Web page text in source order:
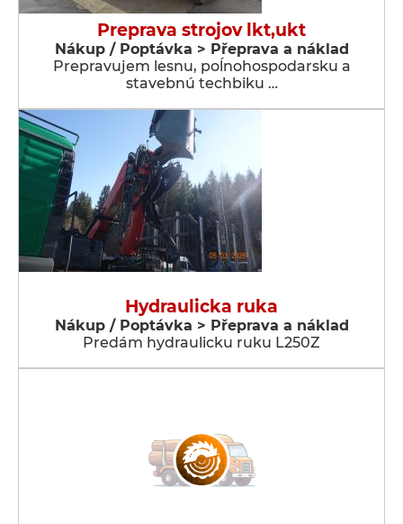
Preprava strojov lkt,ukt
Nákup / Poptávka > Přeprava a náklad
Prepravujem lesnu, poĺnohospodarsku a
stavebnú techbiku …
Hydraulicka ruka
Nákup / Poptávka > Přeprava a náklad
Predám hydraulicku ruku L250Z